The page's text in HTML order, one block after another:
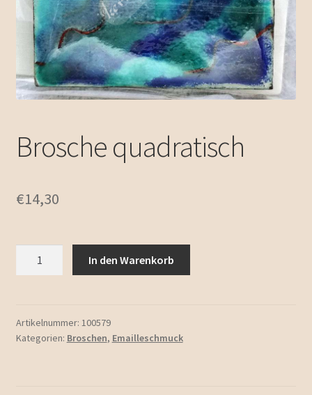
Emailleschmuck
öffnen
Impressum / Kontakt
Brosche quadratisch
€14,30
In den Warenkorb
Artikelnummer: 100579
Kategorien: Broschen, Emailleschmuck